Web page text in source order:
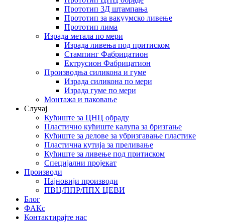
Прототип 3Д штампања
Прототип за вакуумско ливење
Прототип лима
Израда метала по мери
Израда ливења под притиском
Стампинг Фабрицатион
Ектрусион Фабрицатион
Производња силикона и гуме
Израда силикона по мери
Израда гуме по мери
Монтажа и паковање
Случај
Кућиште за ЦНЦ обраду
Пластично кућиште калупа за бризгање
Кућиште за делове за убризгавање пластике
Пластична кутија за преливање
Кућиште за ливење под притиском
Специјални пројекат
Производи
Најновији производи
ПВЦ/ППР/ППХ ЦЕВИ
Блог
ФАКс
Контактирајте нас